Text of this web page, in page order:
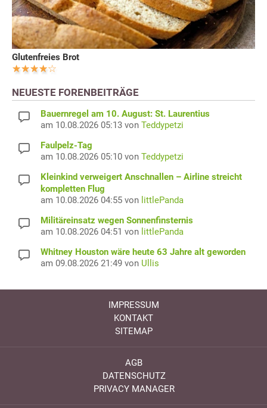
Glutenfreies Brot
NEUESTE FORENBEITRÄGE
Bauernregel am 10. August: St. Laurentius
am 10.08.2026 05:13 von Teddypetzi
Faulpelz-Tag
am 10.08.2026 05:10 von Teddypetzi
Kleinkind verweigert Anschnallen – Airline streicht
kompletten Flug
am 10.08.2026 04:55 von littlePanda
Militäreinsatz wegen Sonnenfinsternis
am 10.08.2026 04:51 von littlePanda
Whitney Houston wäre heute 63 Jahre alt geworden
am 09.08.2026 21:49 von Ullis
IMPRESSUM
KONTAKT
SITEMAP
AGB
DATENSCHUTZ
PRIVACY MANAGER